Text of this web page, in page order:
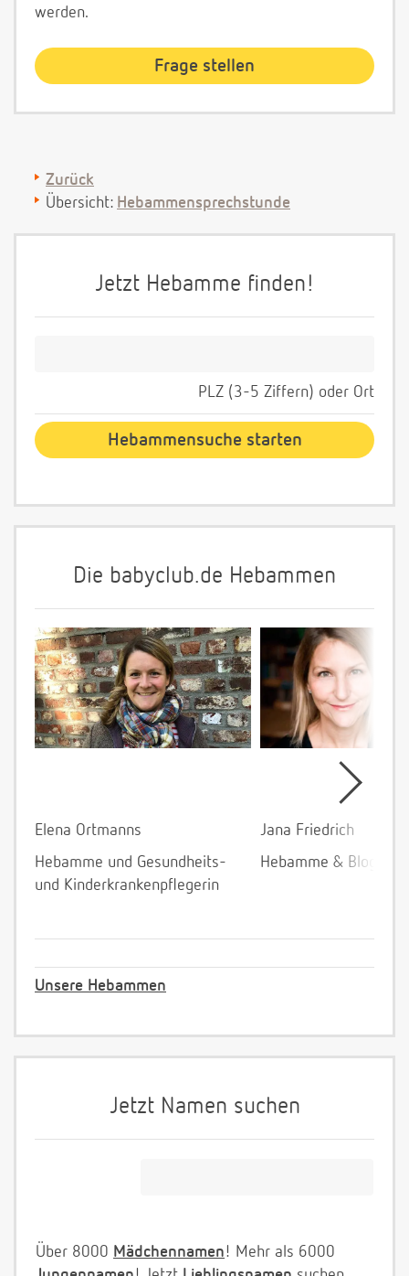
werden.
Zurück
Übersicht: Hebammensprechstunde
Jetzt Hebamme finden!
PLZ (3-5 Ziffern) oder Ort
Die babyclub.de Hebammen
Elena Ortmanns
Hebamme und Gesundheits-
und Kinderkrankenpflegerin
Jana Friedrich
Hebamme &
Unsere Hebammen
Jetzt Namen suchen
Über 8000 Mädchennamen! Mehr als 6000